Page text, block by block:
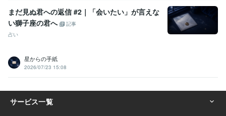
まだ見ぬ君への返信 #2｜「会いたい」が言えな
い獅子座の君へ
記事
占い
星からの手紙
2026/07/23 15:08